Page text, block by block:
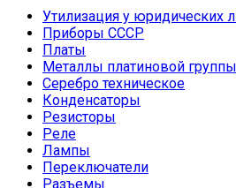
Утилизация у юридических
Приборы СССР
Платы
Металлы платиновой группы
Серебро техническое
Конденсаторы
Резисторы
Реле
Лампы
Переключатели
Разъемы